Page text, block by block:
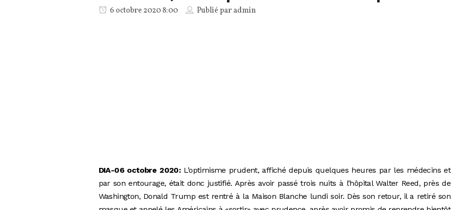
6 octobre 2020 8:00 Publié paradmin
DIA-06 octobre 2020: L’optimisme prudent, affiché depuis quelques heures par les médecins et
par son entourage, était donc justifié. Après avoir passé trois nuits à l’hôpital Walter Reed, près de
Washington, Donald Trump est rentré à la Maison Blanche lundi soir. Dès son retour, il a retiré son